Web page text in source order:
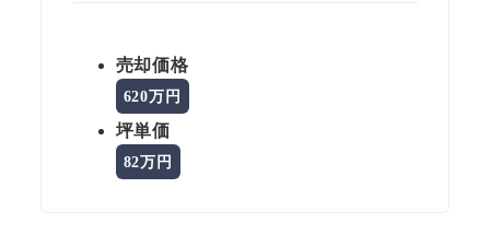
売却価格
620万円
坪単価
82万円